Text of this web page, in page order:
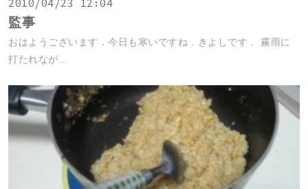
2010/04/23 12:04
監事
おはようございます．今日も寒いですね．きよしです． 霧雨に
打たれなが...